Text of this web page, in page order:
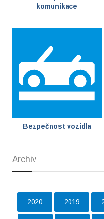
komunikace
Bezpečnost vozidla
Archiv
2020 2019